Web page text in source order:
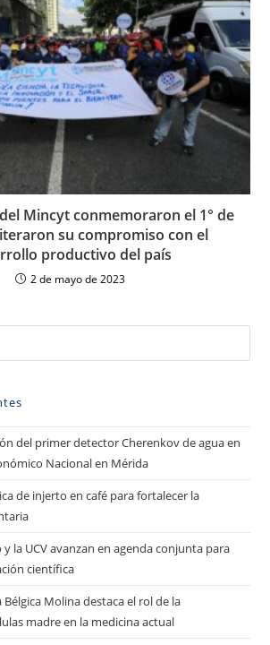
Mincyt conmemoraron el 1° de
su compromiso con el
productivo del país
2 de mayo de 2023
del primer detector Cherenkov de agua en
Nacional en Mérida
de injerto en café para fortalecer la
la UCV avanzan en agenda conjunta para
científica
Molina destaca el rol de la
madre en la medicina actual